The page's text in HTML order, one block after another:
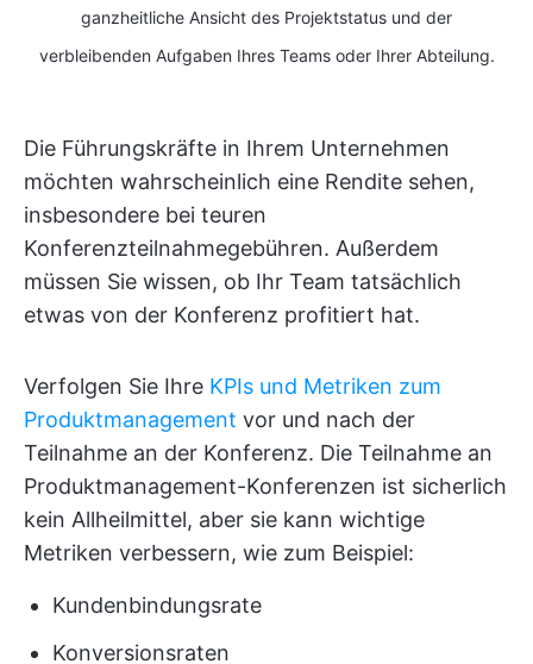
ganzheitliche Ansicht des Projektstatus und der
verbleibenden Aufgaben Ihres Teams oder Ihrer Abteilung.
Die Führungskräfte in Ihrem Unternehmen
möchten wahrscheinlich eine Rendite sehen,
insbesondere bei teuren
Konferenzteilnahmegebühren. Außerdem
müssen Sie wissen, ob Ihr Team tatsächlich
etwas von der Konferenz profitiert hat.
Verfolgen Sie Ihre KPIs und Metriken zum
Produktmanagement vor und nach der
Teilnahme an der Konferenz. Die Teilnahme an
Produktmanagement-Konferenzen ist sicherlich
kein Allheilmittel, aber sie kann wichtige
Metriken verbessern, wie zum Beispiel:
Kundenbindungsrate
Konversionsraten